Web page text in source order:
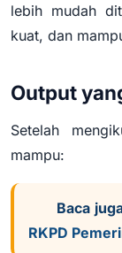
lebih mudah
kuat, dan
Output
Setelah
mampu:
Baca
RKPD